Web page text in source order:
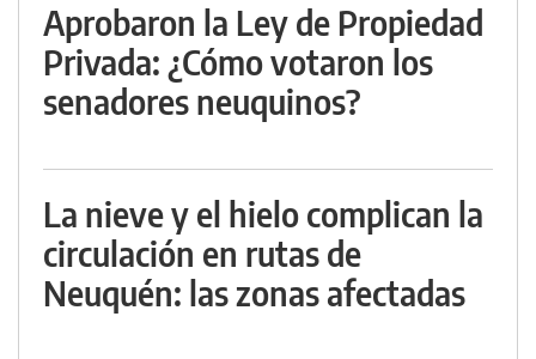
Aprobaron la Ley de Propiedad
Privada: ¿Cómo votaron los
senadores neuquinos?
La nieve y el hielo complican la
circulación en rutas de
Neuquén: las zonas afectadas